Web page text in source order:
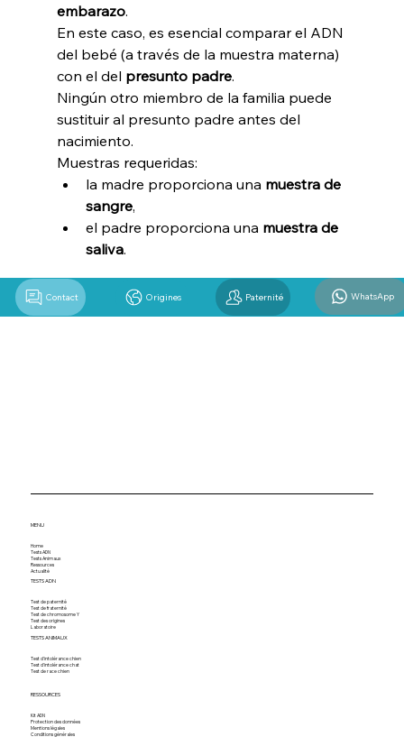
embarazo.
En este caso, es esencial comparar el ADN
del bebé (a través de la muestra materna)
con el del presunto padre.
Ningún otro miembro de la familia puede
sustituir al presunto padre antes del
nacimiento.
Muestras requeridas:
la madre proporciona una muestra de
sangre,
el padre proporciona una muestra de
saliva.
Contact Origines Paternité WhatsApp
MENU
Home
Tests ADN
Tests Animaux
Ressources
Actualité
TESTS ADN
Test de paternité
Test de fraternité
Test de chromosome Y
Test des origines
Laboratoire
TESTS ANIMAUX
Test d'intolérance chien
Test d'intolérance chat
Test de race chien
RESSOURCES
Kit ADN
Protection des données
Mentions légales
Conditions générales